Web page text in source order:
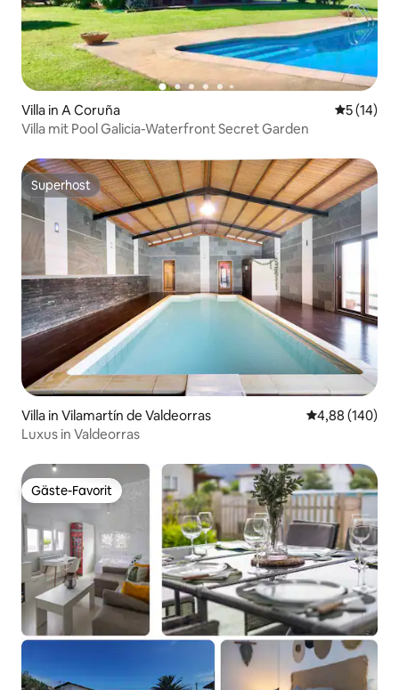
Villa in A Coruña
5 (14)
Villa mit Pool Galicia-Waterfront Secret Garden
Superhost
Superhost
Villa in Vilamartín de Valdeorras
4,88 (140)
Luxus in Valdeorras
Gäste-Favorit
Gäste-Favorit